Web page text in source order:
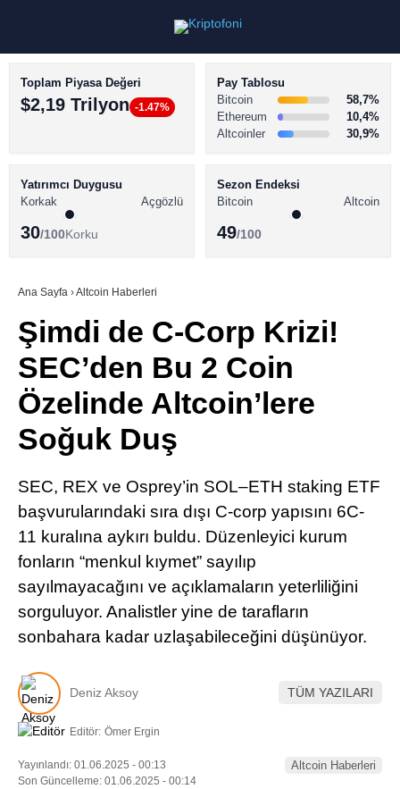
Youtube
TikTok
Telegram
BİTCOİN HABERLERİ
ALTCOİN HABERLERİ
SÖZLÜK
Toplam Piyasa Değeri
$2,19 Trilyon -1.47%
Pay Tablosu
Bitcoin
58,7%
Ethereum
10,4%
Altcoinler
30,9%
Yatırımcı Duygusu
Korkak
Açgözlü
30/100Korku
Sezon Endeksi
Bitcoin
Altcoin
49/100
Ana Sayfa ›Altcoin Haberleri
Şimdi de C-Corp Krizi!
SEC’den Bu 2 Coin
Özelinde Altcoin’lere
Soğuk Duş
SEC, REX ve Osprey’in SOL–ETH staking ETF
başvurularındaki sıra dışı C-corp yapısını 6C-
11 kuralına aykırı buldu. Düzenleyici kurum
fonların “menkul kıymet” sayılıp
sayılmayacağını ve açıklamaların yeterliliğini
sorguluyor. Analistler yine de tarafların
sonbahara kadar uzlaşabileceğini düşünüyor.
Deniz Aksoy TÜM YAZILARI
Editör: Ömer Ergin
Yayınlandı: 01.06.2025 - 00:13
Son Güncelleme: 01.06.2025 - 00:14
Altcoin Haberleri